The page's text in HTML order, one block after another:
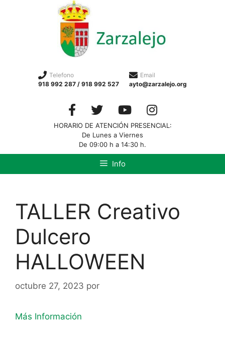
Telefono
918 992 287 / 918 992 527
Email
ayto@zarzalejo.org
HORARIO DE ATENCIÓN PRESENCIAL:
De Lunes a Viernes
De 09:00 h a 14:30 h.
Info
TALLER Creativo
Dulcero
HALLOWEEN
octubre 27, 2023 por
Más Información